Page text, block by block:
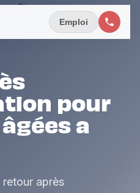
Emploi
pour
a
après